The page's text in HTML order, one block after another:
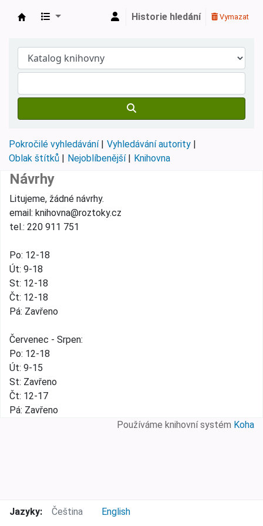
Historie hledání Vymazat
Pokročilé vyhledávání
Vyhledávání autority
Oblak štítků
Nejoblíbenější Knihovna
email: knihovna@roztoky.cz
tel.: 220 911 751
Po: 12-18
Út: 9-18
St: 12-18
Čt: 12-18
Pá: Zavřeno
Červenec - Srpen:
Po: 12-18
Út: 9-15
St: Zavřeno
Čt: 12-17
Pá: Zavřeno
Návrhy
Litujeme, žádné návrhy.
Používáme knihovní systém Koha
Jazyky: Čeština English